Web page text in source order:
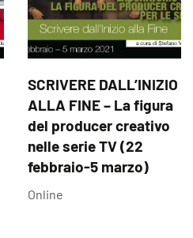
SCRIVERE DALL’INIZIO
ALLA FINE – La figura
del producer creativo
nelle serie TV (22
febbraio-5 marzo)
Online